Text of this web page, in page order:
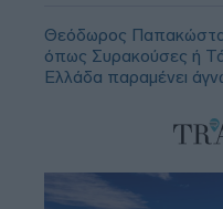
Θεόδωρος
όπως Συρακούσες ή
Ελλάδα παραμένει